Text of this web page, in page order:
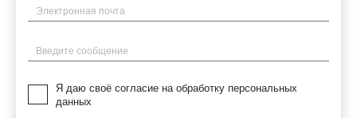
Электронная почта
Введите сообщение
Я даю своё согласие на обработку персональных
данных